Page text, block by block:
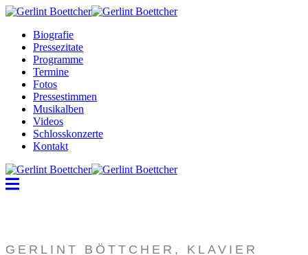
Biografie
Pressezitate
Programme
Termine
Fotos
Pressestimmen
Musikalben
Videos
Schlosskonzerte
Kontakt
GERLINT BÖTTCHER, KLAVIER